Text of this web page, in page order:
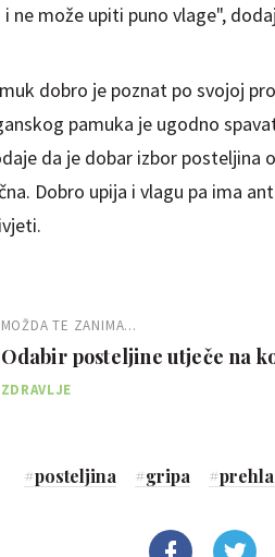
ne može upiti puno vlage",
dobro je poznat po svojoj
pamuka je ugodno
da je dobar izbor posteljina
Dobro upija i vlagu pa ima
MOŽDA TE ZANIMA...
Odabir posteljine utječe na
trebalo birati
ZDRAVLJE
#posteljina #gripa #